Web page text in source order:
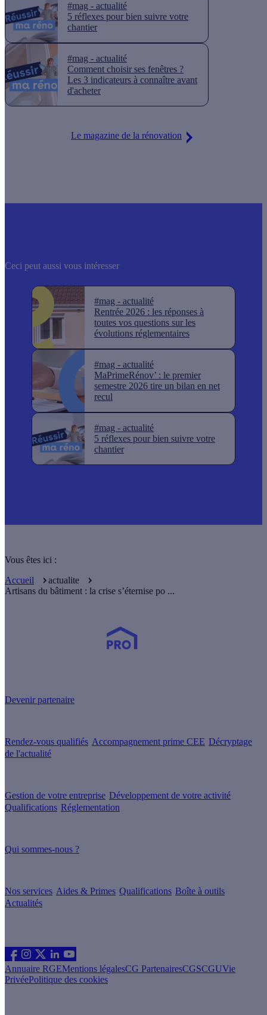
#mag - actualité
5 réflexes pour bien suivre votre
chantier
#mag - actualité
Comment choisir ses fenêtres ?
Les 3 indicateurs à connaître avant
d'acheter
Le magazine de la rénovation
Ceci peut aussi vous intéresser
#mag - actualité
Rentrée 2026 : les réponses à
toutes vos questions sur les
évolutions réglementaires
#mag - actualité
MaPrimeRénov’ : le premier
semestre 2026 tire un bilan en net
recul
#mag - actualité
5 réflexes pour bien suivre votre
chantier
Vous êtes ici :
Accueil
actualite
Artisans du bâtiment : la crise s’éternise po ...
Devenir partenaire
Rendez-vous qualifiés Accompagnement prime CEE Décryptage
de l'actualité
Gestion de votre entreprise Développement de votre activité
Qualifications Réglementation
Qui sommes-nous ?
Nos services Aides & Primes Qualifications Boîte à outils
Actualités
Annuaire RGEMentions légalesCG PartenairesCGSCGUVie
PrivéePolitique des cookies